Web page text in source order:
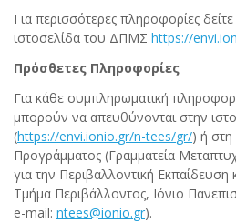
Για περισσότερες πληροφορίες
ιστοσελίδα του ΔΠΜΣ https://
Πρόσθετες Πληροφορίες
Για κάθε συμπληρωματική
μπορούν να απευθύνονται στην
(https://envi.ionio.gr/n-tees/gr/) ή στη
Προγράμματος (Γραμματεία
για την Περιβαλλοντική Εκπαίδευση
Τμήμα Περιβάλλοντος, Ιόνιο
e-mail: ntees@ionio.gr).